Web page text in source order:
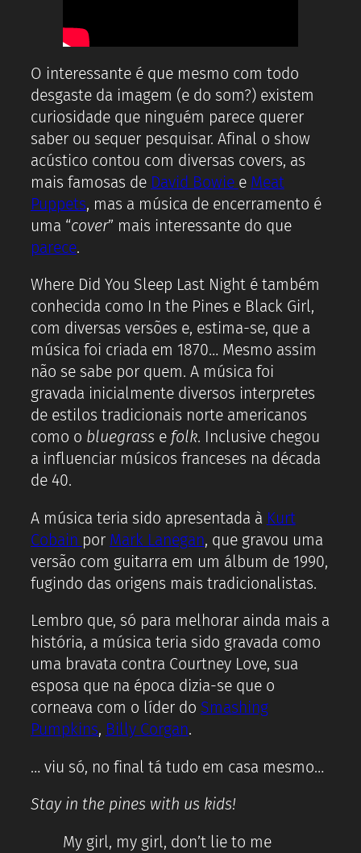
O interessante é que mesmo com todo
desgaste da imagem (e do som?) existem
curiosidade que ninguém parece querer
saber ou sequer pesquisar. Afinal o show
acústico contou com diversas covers, as
mais famosas de David Bowie e Meat
Puppets, mas a música de encerramento é
uma “cover” mais interessante do que
parece.
Where Did You Sleep Last Night é também
conhecida como In the Pines e Black Girl,
com diversas versões e, estima-se, que a
música foi criada em 1870… Mesmo assim
não se sabe por quem. A música foi
gravada inicialmente diversos interpretes
de estilos tradicionais norte americanos
como o bluegrass e folk. Inclusive chegou
a influenciar músicos franceses na década
de 40.
A música teria sido apresentada à Kurt
Cobain por Mark Lanegan, que gravou uma
versão com guitarra em um álbum de 1990,
fugindo das origens mais tradicionalistas.
Lembro que, só para melhorar ainda mais a
história, a música teria sido gravada como
uma bravata contra Courtney Love, sua
esposa que na época dizia-se que o
corneava com o líder do Smashing
Pumpkins, Billy Corgan.
… viu só, no final tá tudo em casa mesmo…
Stay in the pines with us kids!
My girl, my girl, don’t lie to me